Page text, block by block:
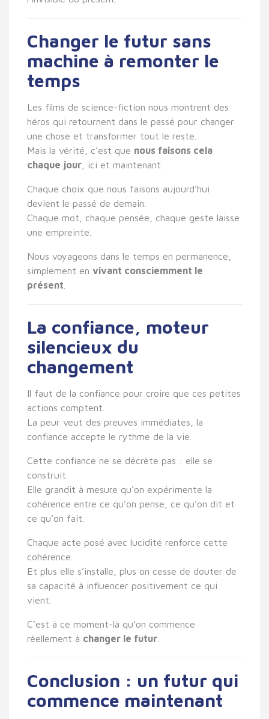
Changer le futur sans
machine à remonter le
temps
Les films de science-fiction nous montrent des
héros qui retournent dans le passé pour changer
une chose et transformer tout le reste.
Mais la vérité, c’est que nous faisons cela
chaque jour , ici et maintenant.
Chaque choix que nous faisons aujourd’hui
devient le passé de demain.
Chaque mot, chaque pensée, chaque geste laisse
une empreinte.
Nous voyageons dans le temps en permanence,
simplement en vivant consciemment le
présent
La confiance, moteur
silencieux du
changement
Il faut de la confiance pour croire que ces petites
actions comptent.
La peur veut des preuves immédiates, la
confiance accepte le rythme de la vie.
Cette confiance ne se décrète pas : elle se
construit.
Elle grandit à mesure qu’on expérimente la
cohérence entre ce qu’on pense, ce qu’on dit et
ce qu’on fait.
Chaque acte posé avec lucidité renforce cette
cohérence.
Et plus elle s’installe, plus on cesse de douter de
sa capacité à influencer positivement ce qui
vient.
C’est à ce moment-là qu’on commence
réellement à changer le futur
Conclusion : un futur qui
commence maintenant